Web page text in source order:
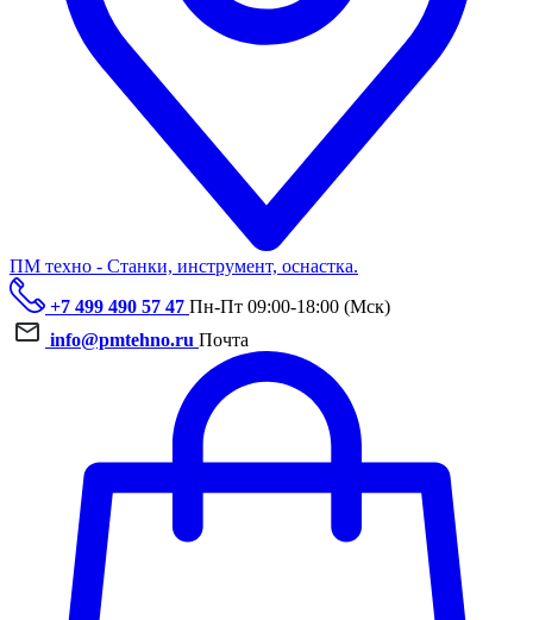
ПМ техно - Станки, инструмент, оснастка.
+7 499 490 57 47 Пн-Пт 09:00-18:00 (Мск)
info@pmtehno.ru Почта